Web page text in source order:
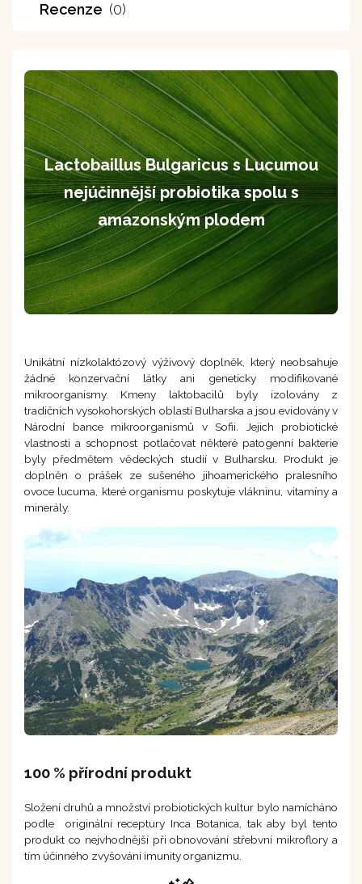
Recenze (0)
Lactobaillus Bulgaricus s Lucumou
nejúčinnější probiotika spolu s
amazonským plodem
Unikátní nízkolaktózový výživový doplněk, který neobsahuje
žádné konzervační látky ani geneticky modifikované
mikroorganismy. Kmeny laktobacilů byly izolovány z
tradičních vysokohorských oblastí Bulharska a jsou evidovány v
Národní bance mikroorganismů v Sofii. Jejich probiotické
vlastnosti a schopnost potlačovat některé patogenní bakterie
byly předmětem vědeckých studií v Bulharsku. Produkt je
doplněn o prášek ze sušeného jihoamerického pralesního
ovoce lucuma, které organismu poskytuje vlákninu, vitamíny a
minerály.
100 % přírodní produkt
Složení druhů a množství probiotických kultur bylo namícháno
podle originální receptury Inca Botanica, tak aby byl tento
produkt co nejvhodnější při obnovování střebvní mikroflory a
tím účinného zvyšování imunity organizmu.